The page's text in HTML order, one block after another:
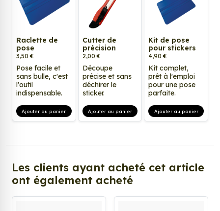
Raclette de
pose
3,50 €
Pose facile et
sans bulle, c'est
l'outil
indispensable.
Ajouter au panier
Cutter de
précision
2,00 €
Découpe
précise et sans
déchirer le
sticker.
Ajouter au panier
Kit de pose
pour stickers
4,90 €
Kit complet,
prêt à l'emploi
pour une pose
parfaite.
Ajouter au panier
Les clients ayant acheté cet article
ont également acheté